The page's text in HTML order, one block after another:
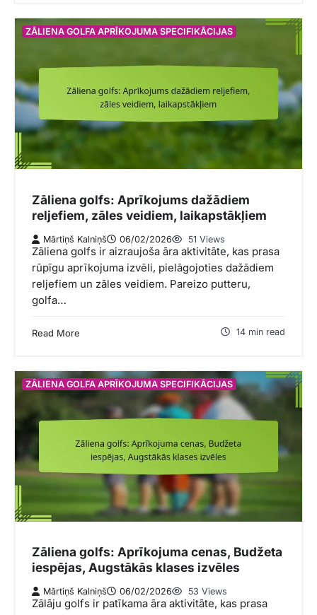
ZĀLIENA GOLFA APRĪKOJUMA SPECIFIKĀCIJAS
Zāliena golfs: Aprīkojums dažādiem
reljefiem, zāles veidiem, laikapstākļiem
Mārtiņš Kalniņš 06/02/2026 51 Views
Zāliena golfs ir aizraujoša āra aktivitāte, kas prasa
rūpīgu aprīkojuma izvēli, pielāgojoties dažādiem
reljefiem un zāles veidiem. Pareizo putteru,
golfa…
Read More 14 min read
ZĀLIENA GOLFA APRĪKOJUMA SPECIFIKĀCIJAS
Zāliena golfs: Aprīkojuma cenas, Budžeta
iespējas, Augstākās klases izvēles
Mārtiņš Kalniņš 06/02/2026 53 Views
Zālāju golfs ir patīkama āra aktivitāte, kas prasa